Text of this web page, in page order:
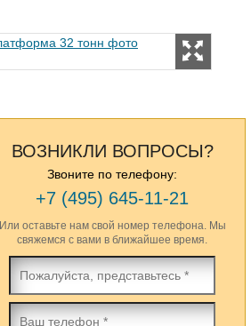
ВОЗНИКЛИ ВОПРОСЫ?
Звоните по телефону:
+7 (495) 645-11-21
Или оставьте нам свой номер телефона. Мы
свяжемся с вами в ближайшее время.